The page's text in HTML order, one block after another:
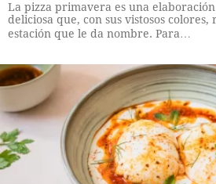
La pizza primavera es una
deliciosa que, con sus vistosos
estación que le da nombre. Para…